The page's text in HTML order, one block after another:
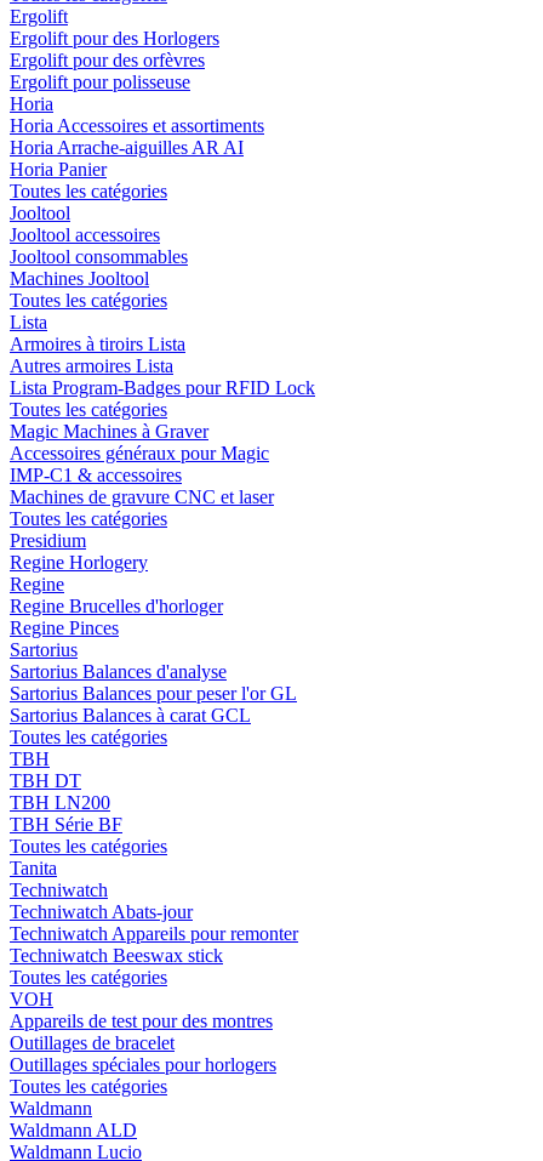
Ergolift
Ergolift pour des Horlogers
Ergolift pour des orfèvres
Ergolift pour polisseuse
Horia
Horia Accessoires et assortiments
Horia Arrache-aiguilles AR AI
Horia Panier
Toutes les catégories
Jooltool
Jooltool accessoires
Jooltool consommables
Machines Jooltool
Toutes les catégories
Lista
Armoires à tiroirs Lista
Autres armoires Lista
Lista Program-Badges pour RFID Lock
Toutes les catégories
Magic Machines à Graver
Accessoires généraux pour Magic
IMP-C1 & accessoires
Machines de gravure CNC et laser
Toutes les catégories
Presidium
Regine Horlogery
Regine
Regine Brucelles d'horloger
Regine Pinces
Sartorius
Sartorius Balances d'analyse
Sartorius Balances pour peser l'or GL
Sartorius Balances à carat GCL
Toutes les catégories
TBH
TBH DT
TBH LN200
TBH Série BF
Toutes les catégories
Tanita
Techniwatch
Techniwatch Abats-jour
Techniwatch Appareils pour remonter
Techniwatch Beeswax stick
Toutes les catégories
VOH
Appareils de test pour des montres
Outillages de bracelet
Outillages spéciales pour horlogers
Toutes les catégories
Waldmann
Waldmann ALD
Waldmann Lucio